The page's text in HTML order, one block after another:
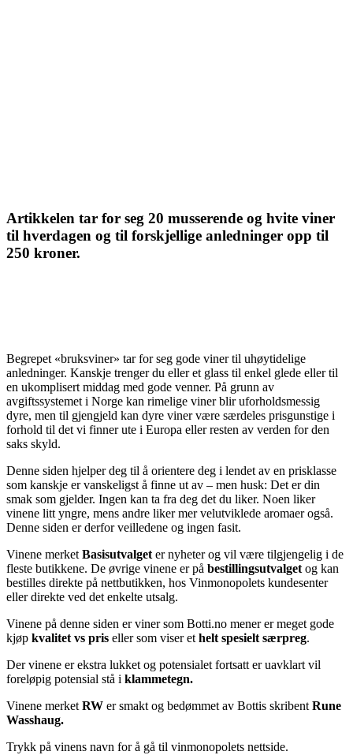
Artikkelen tar for seg 20 musserende og hvite viner
til hverdagen og til forskjellige anledninger opp til
250 kroner.
Begrepet «bruksviner» tar for seg gode viner til uhøytidelige
anledninger. Kanskje trenger du eller et glass til enkel glede eller til
en ukomplisert middag med gode venner. På grunn av
avgiftssystemet i Norge kan rimelige viner blir uforholdsmessig
dyre, men til gjengjeld kan dyre viner være særdeles prisgunstige i
forhold til det vi finner ute i Europa eller resten av verden for den
saks skyld.
Denne siden hjelper deg til å orientere deg i lendet av en prisklasse
som kanskje er vanskeligst å finne ut av – men husk: Det er din
smak som gjelder. Ingen kan ta fra deg det du liker. Noen liker
vinene litt yngre, mens andre liker mer velutviklede aromaer også.
Denne siden er derfor veilledene og ingen fasit.
Vinene merketBasisutvalgeter nyheter og vil være tilgjengelig i de
fleste butikkene. De øvrige vinene er på bestillingsutvalgetog kan
bestilles direkte på nettbutikken, hos Vinmonopolets kundesenter
eller direkte ved det enkelte utsalg.
Vinene på denne siden er viner som Botti.no mener er meget gode
kjøp kvalitet vs pris eller som viser ethelt spesielt særpreg.
Der vinene er ekstra lukket og potensialet fortsatt er uavklart vil
foreløpig potensial stå i klammetegn.
Vinene merketRW er smakt og bedømmet av Bottis skribentRune
Wasshaug.
Trykk på vinens navn for å gå til vinmonopolets nettside.